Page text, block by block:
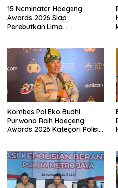
15 Nominator Hoegeng
Awards 2026 Siap
Perebutkan Lima
Kombes Pol Eko Budhi
Purwono Raih Hoegeng
Awards 2026 Kategori Polisi